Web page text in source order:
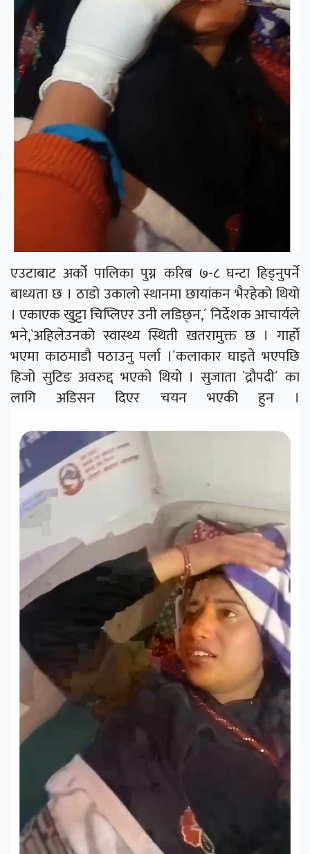
एउटाबाट अर्को पालिका पुग्न करिब ७-८ घन्टा हिड्नुपर्ने
बाध्यता छ । ठाडो उकालो स्थानमा छायांकन भैरहेको थियो
। एकाएक खुट्टा चिप्लिएर उनी लडिछ्न,´ निर्देशक आचार्यले
भने,`अहिलेउनको स्वास्थ्य स्थिती खतरामुक्त छ । गार्हो
भएमा काठमाडौ पठाउनु पर्ला ।´कलाकार घाइते भएपछि
हिजो सुटिङ अवरुद्द भएको थियो । सुजाता `द्रौपदी´ का
लागि अडिसन दिएर चयन भएकी हुन ।